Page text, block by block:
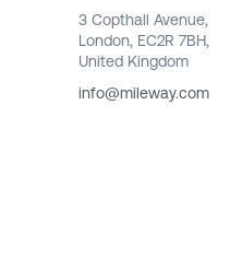
3 Copthall Avenue,
London, EC2R 7BH,
United Kingdom
info@mileway.com